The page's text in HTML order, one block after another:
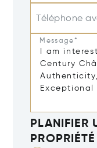
Téléphone
Message*
PLANIFIER
PROPRIÉTÉ